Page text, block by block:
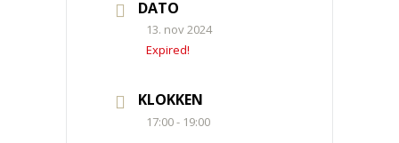
DATO
13. nov 2024
Expired!
KLOKKEN
17:00 - 19:00